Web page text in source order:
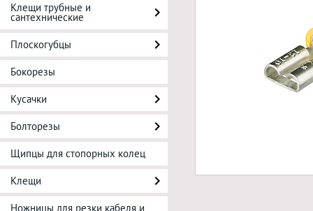
Клещи трубные и
сантехнические
Плоскогубцы
Бокорезы
Кусачки
Болторезы
Щипцы для стопорных колец
Клещи
Ножницы для резки кабеля и